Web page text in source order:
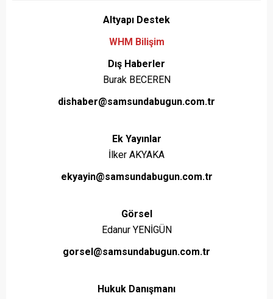
Altyapı Destek
WHM Bilişim
Dış Haberler
Burak BECEREN
dishaber@samsundabugun.com.tr
Ek Yayınlar
İlker AKYAKA
ekyayin@samsundabugun.com.tr
Görsel
Edanur YENİGÜN
gorsel@samsundabugun.com.tr
Hukuk Danışmanı